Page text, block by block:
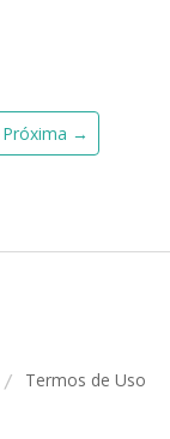
Próxima →
/ Termos de Uso